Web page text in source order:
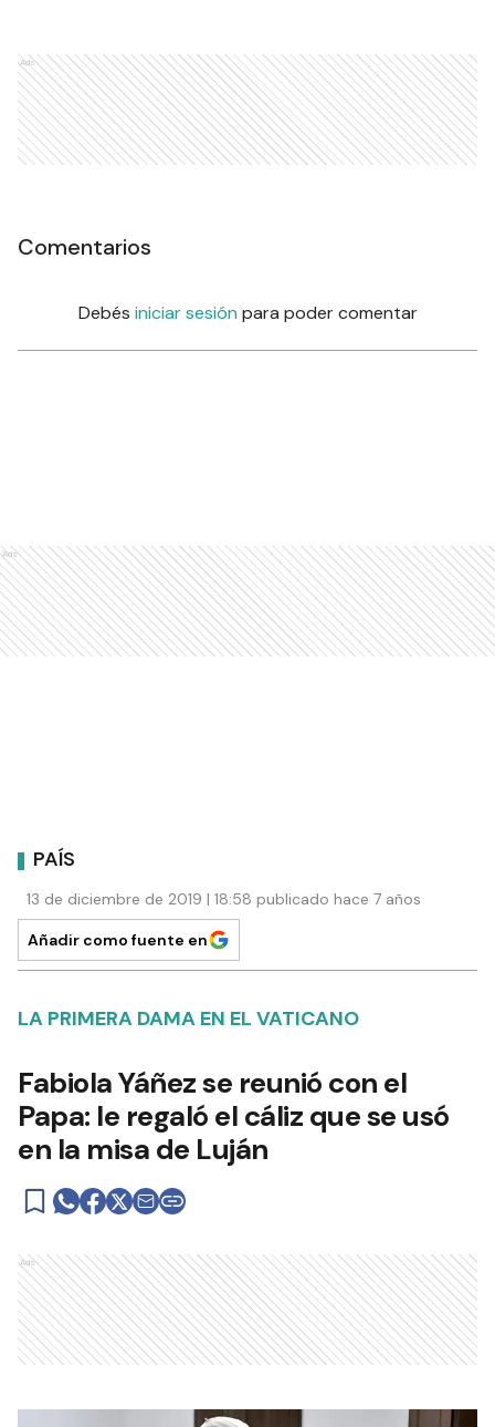
Ads
Comentarios
Debés iniciar sesión para poder comentar
Ads
PAÍS
13 de diciembre de 2019 | 18:58 publicado hace 7 años
Añadir como fuente en
LA PRIMERA DAMA EN EL VATICANO
Fabiola Yáñez se reunió con el
Papa: le regaló el cáliz que se usó
en la misa de Luján
Ads